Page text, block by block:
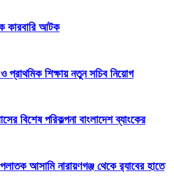
কারবারি আটক
প্রাথমিক শিক্ষায় নতুন সচিব নিয়োগ
বিশেষ পরিকল্পনা বাংলাদেশ ব্যাংকের
আসামি নারায়ণগঞ্জ থেকে র‌্যাবের হাতে